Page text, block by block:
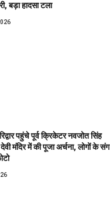
बड़ा हादसा टला
पहुंचे पूर्व क्रिकेटर नवजोत सिंह
देवी मंदिर में की पूजा अर्चना, लोगों के संग